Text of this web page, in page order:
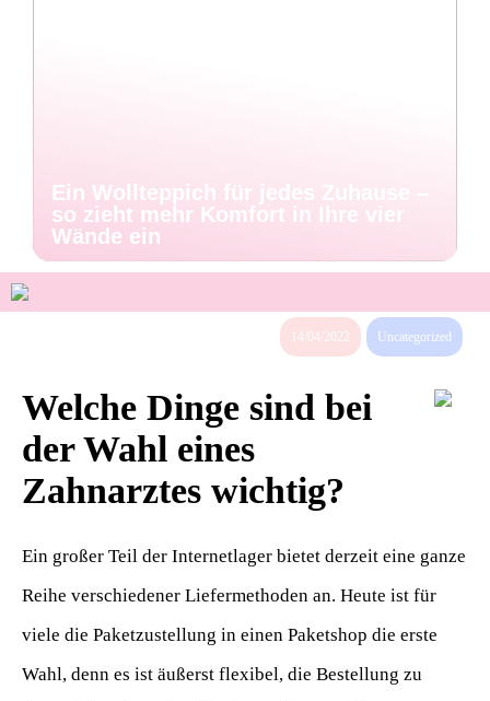
Ein Wollteppich für jedes Zuhause –
so zieht mehr Komfort in Ihre vier
Wände ein
14/04/2022 Uncategorized
Welche Dinge sind bei
der Wahl eines
Zahnarztes wichtig?
Ein großer Teil der Internetlager bietet derzeit eine ganze
Reihe verschiedener Liefermethoden an. Heute ist für
viele die Paketzustellung in einen Paketshop die erste
Wahl, denn es ist äußerst flexibel, die Bestellung zu